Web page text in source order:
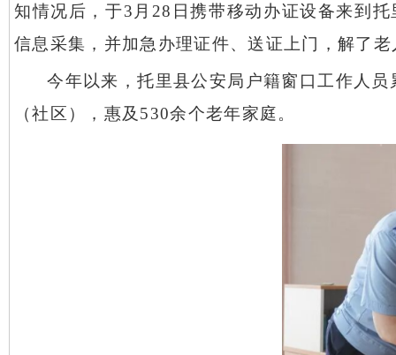
知情况后，于3月28日携带移动办证设备来到
信息采集，并加急办理证件、送证上门，解了
今年以来，托里县公安局户籍窗口工作人
（社区），惠及530余个老年家庭。